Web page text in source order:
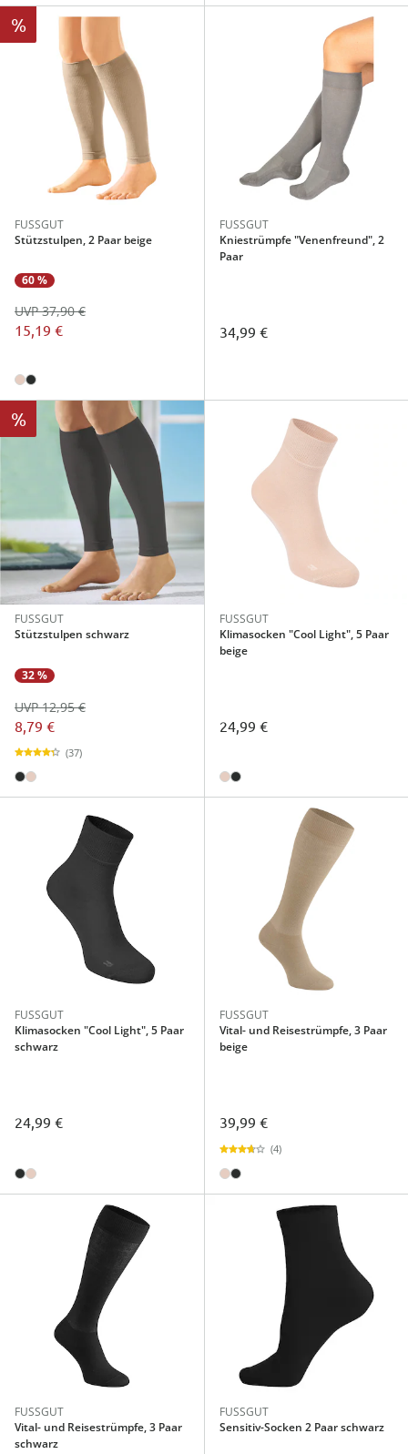
%
FUSSGUT
Stützstulpen, 2 Paar beige
60 %
15,19 €
UVP 37,90 €
FUSSGUT
Kniestrümpfe "Venenfreund", 2
Paar
34,99 €
%
FUSSGUT
Stützstulpen schwarz
32 %
8,79 €
UVP 12,95 €
(37)
FUSSGUT
Klimasocken "Cool Light", 5 Paar
beige
24,99 €
FUSSGUT
Klimasocken "Cool Light", 5 Paar
schwarz
24,99 €
FUSSGUT
Vital- und Reisestrümpfe, 3 Paar
beige
39,99 €
(4)
FUSSGUT
Vital- und Reisestrümpfe, 3 Paar
schwarz
FUSSGUT
Sensitiv-Socken 2 Paar schwarz